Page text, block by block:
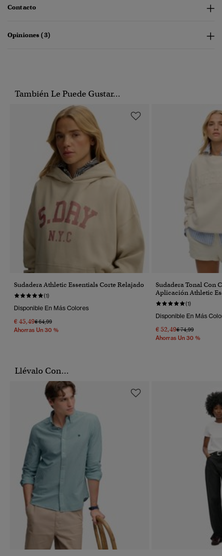
Contacto
Opiniones (3)
También Le Puede Gustar...
Sudadera Athletic Essentials Corte Relajado
(1)
Disponible En Más Colores
€ 45,49Precio Rebajado De
€ 64,99A
Ahorras Un 30 %
Sudadera Tonal Con
Aplicación Athletic
(1)
Disponible En Más
€ 52,49Precio Rebajado
€ 74,99A
Ahorras Un 30 %
Llévalo Con...